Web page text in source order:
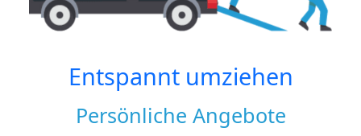
Entspannt umziehen
Persönliche Angebote